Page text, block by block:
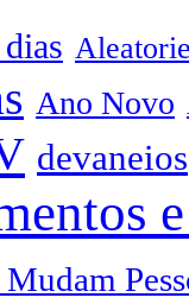
Ano Novo
devaneios